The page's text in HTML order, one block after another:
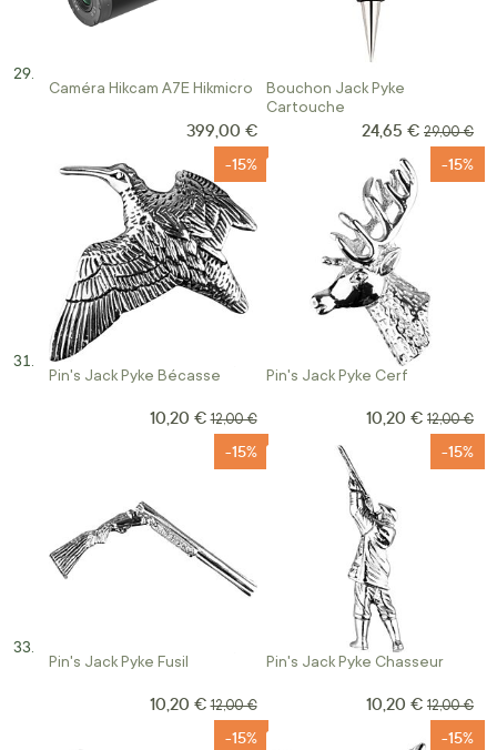
Caméra Hikcam A7E Hikmicro
399,00 €
Bouchon Jack Pyke
Cartouche
Prix Spécial
24,65 € Prix
29,00 €
Pin's Jack Pyke Bécasse
-15%
Prix Spécial
10,20 € Prix normal
12,00 €
Pin's Jack Pyke Cerf
-15%
Prix Spécial
10,20 € Prix
12,00 €
Pin's Jack Pyke Fusil
-15%
Prix Spécial
10,20 € Prix normal
12,00 €
Pin's Jack Pyke Chasseur
-15%
Prix Spécial
10,20 € Prix
12,00 €
-15% -15%